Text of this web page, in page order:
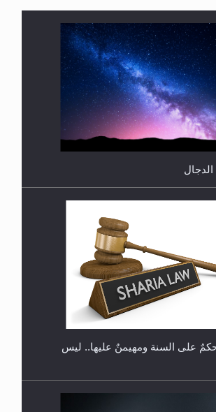
ديّة المرأة المقتولة تساوي نصف ديّة
الاصطناعية (الرموش الاصطناعية)
وطلاء الأظافر حاجبا للوضوء وهل
على السنة ومهيمنٌ عليها.. ليس